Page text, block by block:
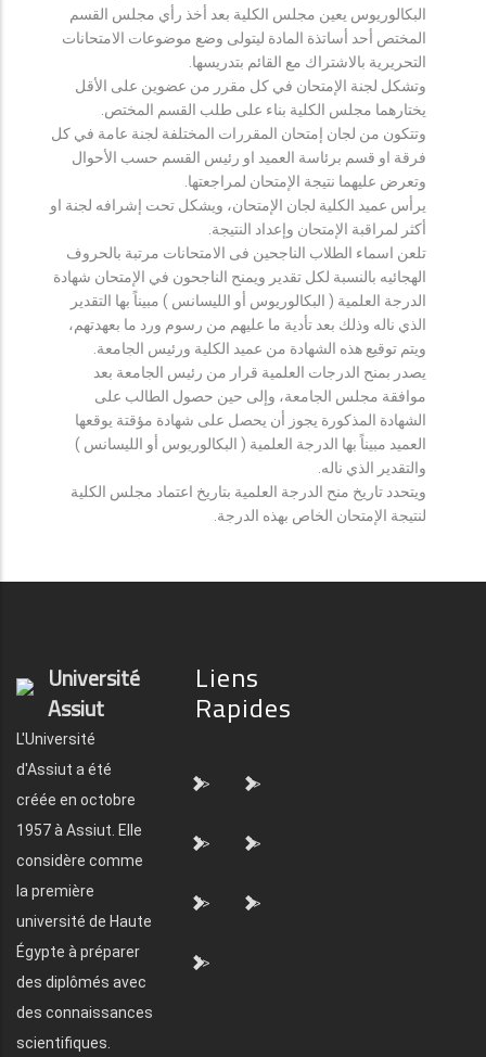
البكالوريوس يعين مجلس الكلية بعد أخذ رأي مجلس القسم
المختص أحد أساتذة المادة ليتولى وضع موضوعات الامتحانات
التحريرية بالاشتراك مع القائم بتدريسها.
وتشكل لجنة الإمتحان في كل مقرر من عضوين على الأقل
يختارهما مجلس الكلية بناء على طلب القسم المختص.
وتتكون من لجان إمتحان المقررات المختلفة لجنة عامة في كل
فرقة او قسم برئاسة العميد او رئيس القسم حسب الأحوال
وتعرض عليهما نتيجة الإمتحان لمراجعتها.
يرأس عميد الكلية لجان الإمتحان، ويشكل تحت إشرافه لجنة او
أكثر لمراقبة الإمتحان وإعداد النتيجة.
تلعن اسماء الطلاب الناجحين فى الامتحانات مرتبة بالحروف
الهجائيه بالنسبة لكل تقدير ويمنح الناجحون في الإمتحان شهادة
الدرجة العلمية ( البكالوريوس أو الليسانس ) مبيناً بها التقدير
الذي ناله وذلك بعد تأدية ما عليهم من رسوم ورد ما بعهدتهم،
ويتم توقيع هذه الشهادة من عميد الكلية ورئيس الجامعة.
يصدر بمنح الدرجات العلمية قرار من رئيس الجامعة بعد
موافقة مجلس الجامعة، وإلى حين حصول الطالب على
الشهادة المذكورة يجوز أن يحصل على شهادة مؤقتة يوقعها
العميد مبيناً بها الدرجة العلمية ( البكالوريوس أو الليسانس )
والتقدير الذي ناله.
ويتحدد تاريخ منح الدرجة العلمية بتاريخ اعتماد مجلس الكلية
لنتيجة الإمتحان الخاص بهذه الدرجة.
Université
Assiut
L'Université
d'Assiut a été
créée en octobre
1957 à Assiut. Elle
considère comme
la première
université de Haute
Égypte à préparer
des diplômés avec
des connaissances
scientifiques.
Liens
Rapides
"> ">
"> ">
"> ">
">